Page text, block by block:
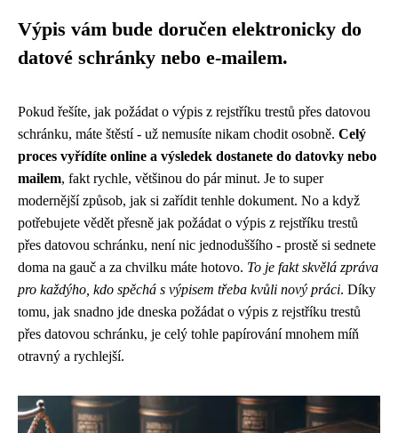
Výpis vám bude doručen elektronicky do
datové schránky nebo e-mailem.
Pokud řešíte, jak požádat o výpis z rejstříku trestů přes datovou
schránku, máte štěstí - už nemusíte nikam chodit osobně. Celý
proces vyřídíte online a výsledek dostanete do datovky nebo
mailem, fakt rychle, většinou do pár minut. Je to super
modernější způsob, jak si zařídit tenhle dokument. No a když
potřebujete vědět přesně jak požádat o výpis z rejstříku trestů
přes datovou schránku, není nic jednoduššího - prostě si sednete
doma na gauč a za chvilku máte hotovo. To je fakt skvělá zpráva
pro každýho, kdo spěchá s výpisem třeba kvůli nový práci. Díky
tomu, jak snadno jde dneska požádat o výpis z rejstříku trestů
přes datovou schránku, je celý tohle papírování mnohem míň
otravný a rychlejší.